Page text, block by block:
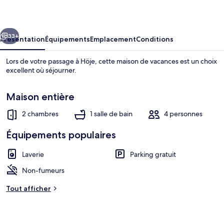
in
Hoje
Suivant
33+
PrésentationÉquipementsEmplacementConditions
Lors de votre passage à Höje, cette maison de vacances est un choix
excellent où séjourner.
Maison entière
2 chambres 1 salle de bain 4 personnes
Équipements populaires
Laverie
Parking gratuit
Non-fumeurs
Tout afficher